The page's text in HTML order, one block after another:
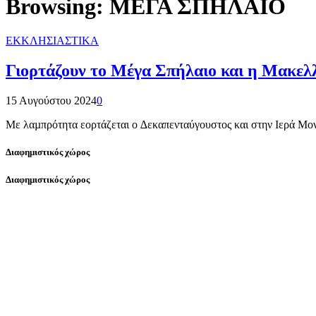
Browsing: ΜΕΓΑ ΣΠΗΛΑΙΟ
ΕΚΚΛΗΣΙΑΣΤΙΚΑ
Γιορτάζουν το Μέγα Σπήλαιο και η
15 Αυγούστου 20240
Με λαµπρότητα εορτάζεται ο ∆εκαπενταύγουστος και στην Ιερά
Διαφημιστικός χώρος
Διαφημιστικός χώρος